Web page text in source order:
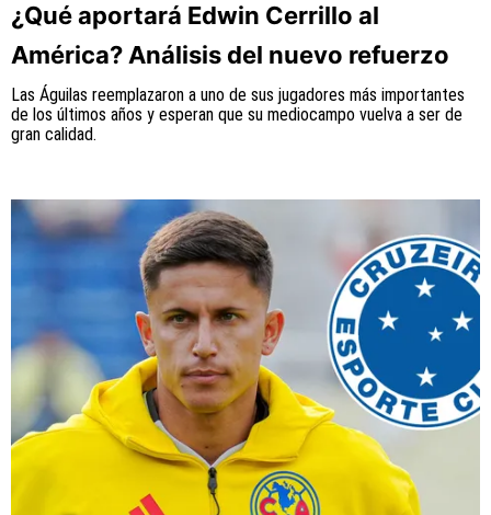
¿Qué aportará Edwin Cerrillo al
América? Análisis del nuevo refuerzo
Las Águilas reemplazaron a uno de sus jugadores más importantes
de los últimos años y esperan que su mediocampo vuelva a ser de
gran calidad.